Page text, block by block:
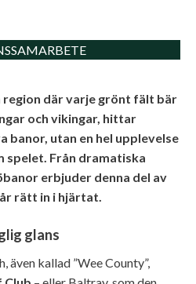
region där varje grönt fält bär
och vikingar, hittar
banor, utan en hel upplevelse
spelet. Från dramatiska
erbjuder denna del av
rätt in i hjärtat.
glans
även kallad ”Wee County”,